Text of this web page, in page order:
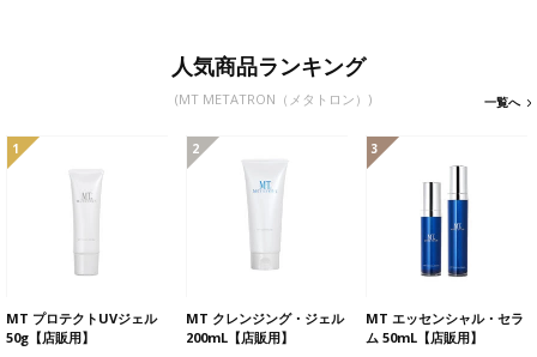
人気商品ランキング
(MT METATRON（メタトロン）) 一覧へ
1
MT プロテクトUVジェル
50g【店販用】
2
MT クレンジング・ジェル
200mL【店販用】
3
MT エッセンシャル・セラ
ム 50mL【店販用】